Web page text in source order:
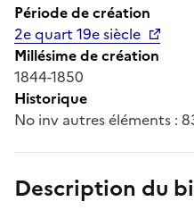
Période de création
2e quart 19e siècle
Millésime de création
1844-1850
Historique
No inv autres éléments :
Description du